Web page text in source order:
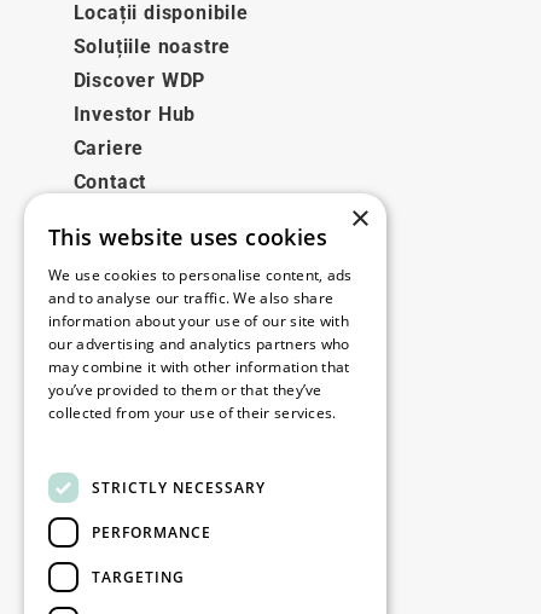
Locații disponibile
Soluțiile noastre
Discover WDP
Investor Hub
Cariere
Contact
Legale
Disclaimer
Privacy policy
Cookie policy
Contact
Fii la curent
Rămâneți la curent: abonați-vă la
×
This website uses cookies
We use cookies to personalise content, ads
and to analyse our traffic. We also share
information about your use of our site with
our advertising and analytics partners who
may combine it with other information that
you’ve provided to them or that they’ve
collected from your use of their services.
STRICTLY NECESSARY
PERFORMANCE
TARGETING